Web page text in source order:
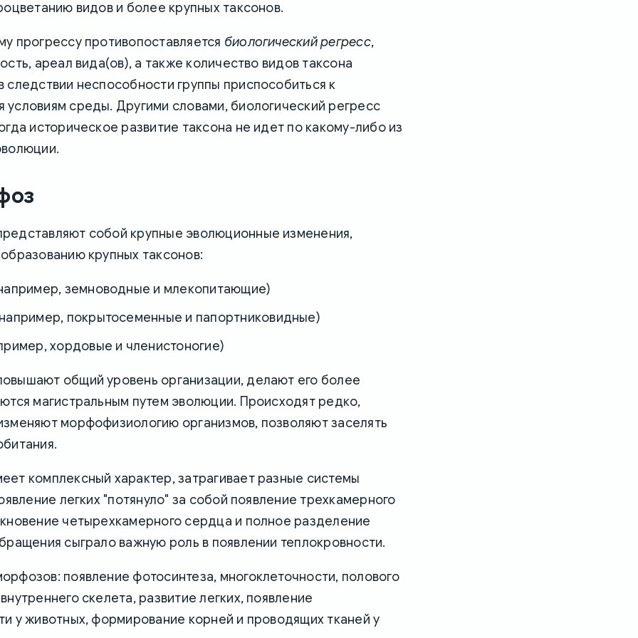
видов и более крупных таксонов.
прогрессу противопоставляется биологический регресс,
ареал вида(ов), а также количество видов таксона
следствии неспособности группы приспособиться к
среды. Другими словами, биологический регресс
историческое развитие таксона не идет по какому-либо из
собой крупные эволюционные изменения,
крупных таксонов:
земноводные и млекопитающие)
покрытосеменные и папортниковидные)
хордовые и членистоногие)
общий уровень организации, делают его более
магистральным путем эволюции. Происходят редко,
морфофизиологию организмов, позволяют заселять
комплексный характер, затрагивает разные системы
легких "потянуло" за собой появление трехкамерного
четырехкамерного сердца и полное разделение
сыграло важную роль в появлении теплокровности.
появление фотосинтеза, многоклеточности, полового
скелета, развитие легких, появление
у животных, формирование корней и проводящих тканей у